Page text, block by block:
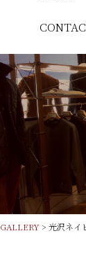
GALLERY > 光沢ネイ